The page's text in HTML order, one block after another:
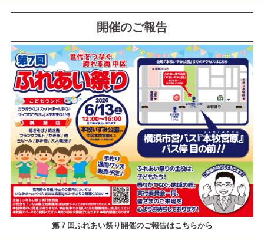
開催のご報告
第７回ふれあい祭り開催のご報告はこちらから